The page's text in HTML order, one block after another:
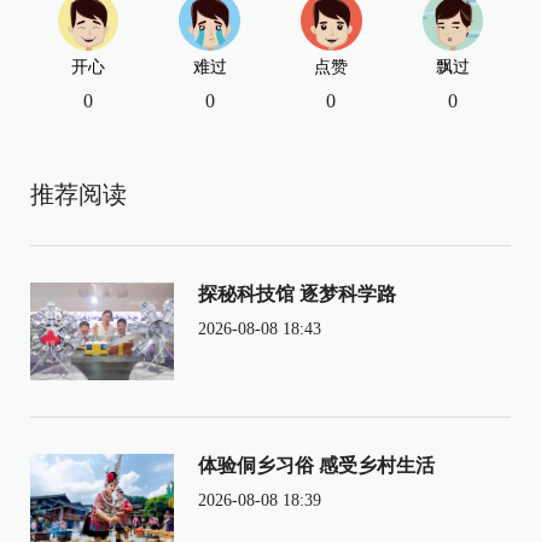
开心
0
难过
0
点赞
0
飘过
0
推荐阅读
探秘科技馆 逐梦科学路
2026-08-08 18:43
体验侗乡习俗 感受乡村生活
2026-08-08 18:39